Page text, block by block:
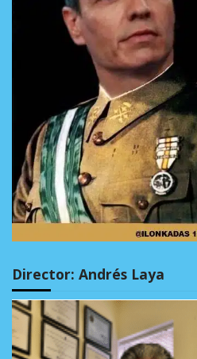
Director: Andrés Laya